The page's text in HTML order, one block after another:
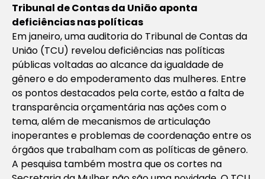
Tribunal de Contas da União aponta
deficiências nas políticas
Em janeiro, uma auditoria do Tribunal de Contas da
União (TCU) revelou deficiências nas políticas
públicas voltadas ao alcance da igualdade de
gênero e do empoderamento das mulheres. Entre
os pontos destacados pela corte, estão a falta de
transparência orçamentária nas ações com o
tema, além de mecanismos de articulação
inoperantes e problemas de coordenação entre os
órgãos que trabalham com as políticas de gênero.
A pesquisa também mostra que os cortes na